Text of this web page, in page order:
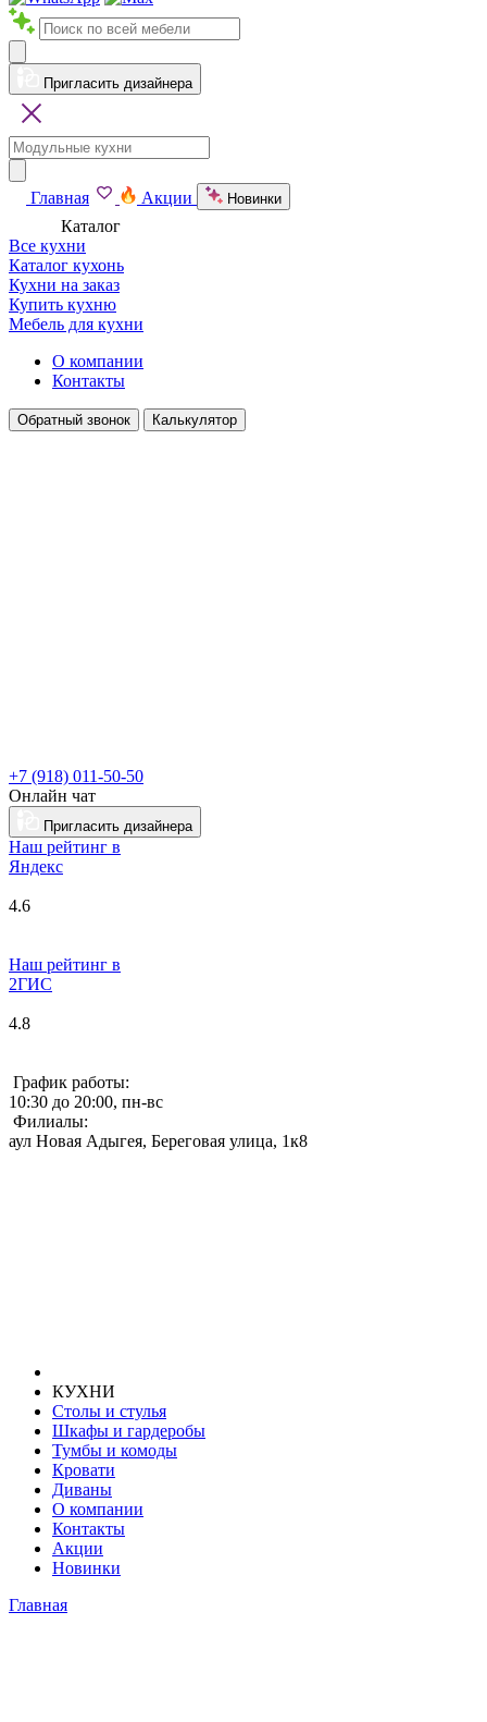
Пригласить дизайнера
Главная Акции Новинки
Каталог
Все кухни
Каталог кухонь
Кухни на заказ
Купить кухню
Мебель для кухни
О компании
Контакты
Обратный звонок Калькулятор
+7 (918) 011-50-50
Онлайн чат
Пригласить дизайнера
Наш рейтинг в
Яндекс
4.6
Наш рейтинг в
2ГИС
4.8
График работы:
10:30 до 20:00, пн-вс
Филиалы:
аул Новая Адыгея, Береговая улица, 1к8
КУХНИ
Столы и стулья
Шкафы и гардеробы
Тумбы и комоды
Кровати
Диваны
О компании
Контакты
Акции
Новинки
Главная